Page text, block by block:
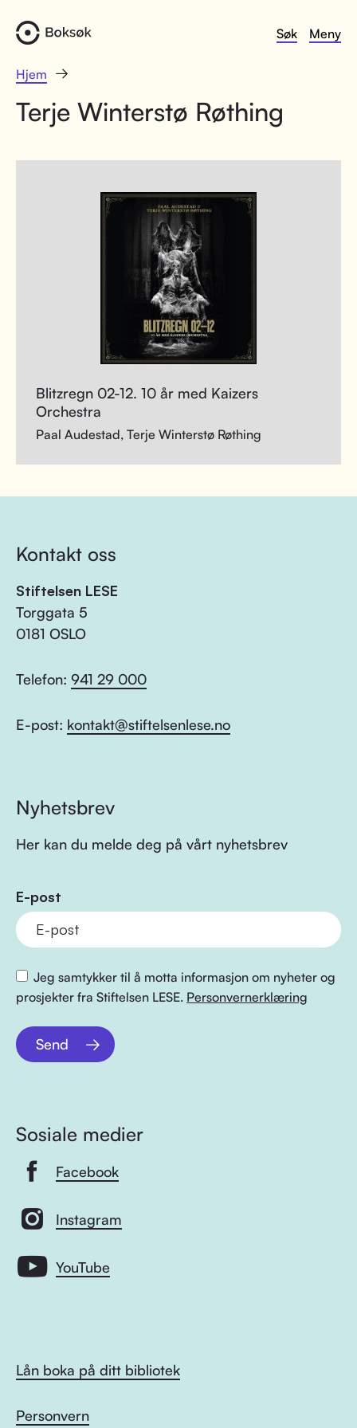
Søk Meny
Hjem
Terje Winterstø Røthing
Blitzregn 02-12. 10 år med Kaizers
Orchestra
Paal Audestad, Terje Winterstø Røthing
Kontakt oss
Stiftelsen LESE
Torggata 5
0181 OSLO
Telefon: 941 29 000
E-post: kontakt@stiftelsenlese.no
Nyhetsbrev
Her kan du melde deg på vårt nyhetsbrev
E-post
Jeg samtykker til å motta informasjon om nyheter og
prosjekter fra Stiftelsen LESE. Personvernerklæring
Send
Sosiale medier
Facebook
Instagram
YouTube
Lån boka på ditt bibliotek
Personvern